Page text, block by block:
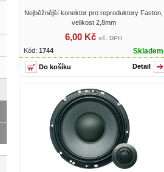
Nejběžnější konektor pro reproduktory Faston,
velikost 2,8mm
6,00 Kč vč. DPH
Kód: 1744 Skladem
Detail